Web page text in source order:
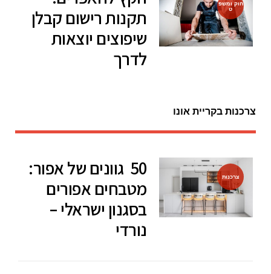
חוק ומשפ
ט
תקנות רישום קבלן
שיפוצים יוצאות
לדרך
צרכנות בקריית אונו
צרכנות
50 גוונים של אפור:
מטבחים אפורים
בסגנון ישראלי –
נורדי